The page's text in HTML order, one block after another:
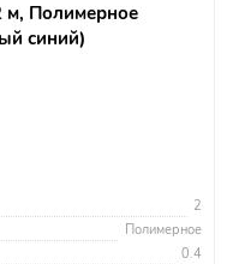
м, Полимерное
синий)
2
Полимерное
0.4